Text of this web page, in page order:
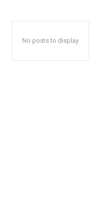
No posts to display